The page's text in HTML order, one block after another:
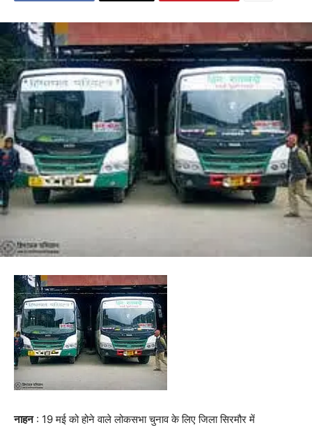
नाहन: 19 मई को होने वाले लोकसभा चुनाव के लिए जिला सिरमौर में